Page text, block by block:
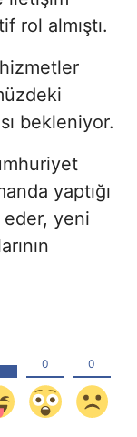
rol almıştı.
hizmetler
bekleniyor.
yaptığı
yeni